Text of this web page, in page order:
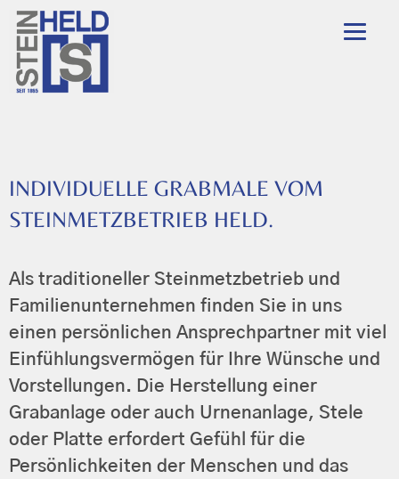
INDIVIDUELLE GRABMALE VOM
STEINMETZBETRIEB HELD.
Als traditioneller Steinmetzbetrieb und
Familienunternehmen finden Sie in uns
einen persönlichen Ansprechpartner mit viel
Einfühlungsvermögen für Ihre Wünsche und
Vorstellungen. Die Herstellung einer
Grabanlage oder auch Urnenanlage, Stele
oder Platte erfordert Gefühl für die
Persönlichkeiten der Menschen und das